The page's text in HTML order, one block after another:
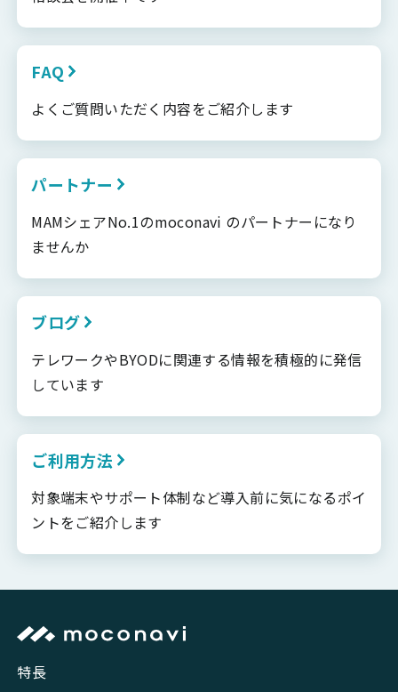
FAQ
よくご質問いただく内容をご紹介します
パートナー
MAMシェアNo.1のmoconavi のパートナーになり
ませんか
ブログ
テレワークやBYODに関連する情報を積極的に発信
しています
ご利用方法
対象端末やサポート体制など導入前に気になるポイ
ントをご紹介します
特長